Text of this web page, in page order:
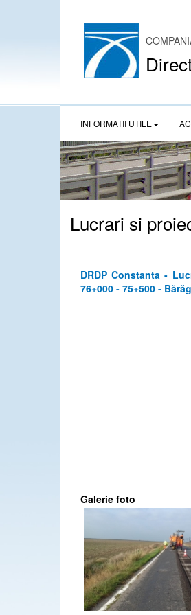
INFORMATII UTILE
Lucrari si
DRDP Constanta -
76+000 - 75+500 -
Galerie foto